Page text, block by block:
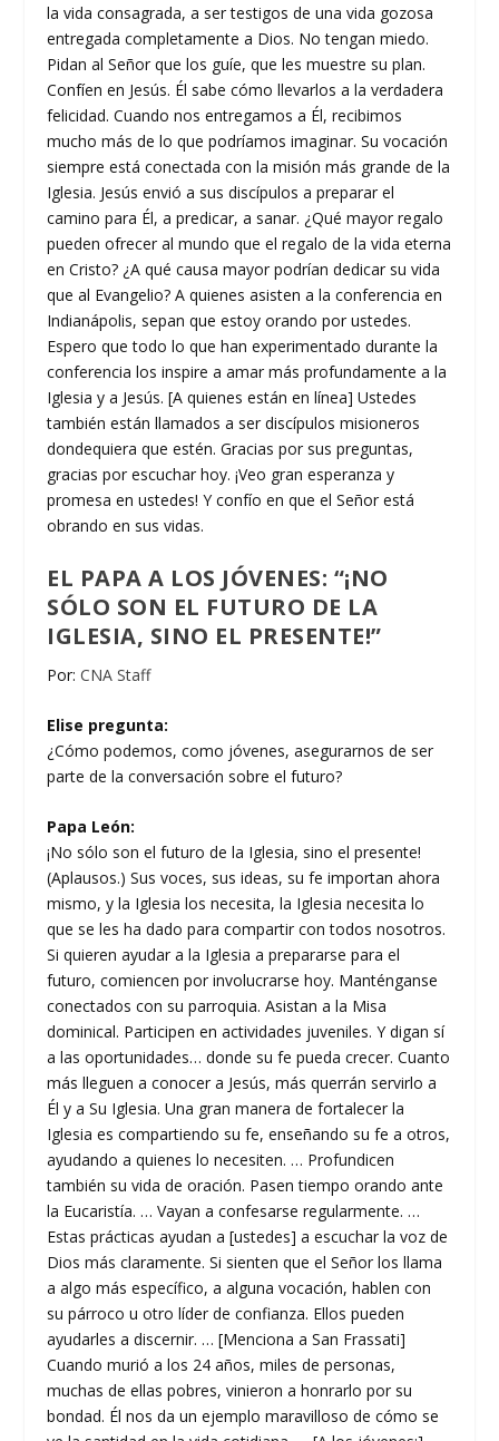
la vida consagrada, a ser testigos de una vida gozosa
entregada completamente a Dios. No tengan miedo.
Pidan al Señor que los guíe, que les muestre su plan.
Confíen en Jesús. Él sabe cómo llevarlos a la verdadera
felicidad. Cuando nos entregamos a Él, recibimos
mucho más de lo que podríamos imaginar. Su vocación
siempre está conectada con la misión más grande de la
Iglesia. Jesús envió a sus discípulos a preparar el
camino para Él, a predicar, a sanar. ¿Qué mayor regalo
pueden ofrecer al mundo que el regalo de la vida eterna
en Cristo? ¿A qué causa mayor podrían dedicar su vida
que al Evangelio? A quienes asisten a la conferencia en
Indianápolis, sepan que estoy orando por ustedes.
Espero que todo lo que han experimentado durante la
conferencia los inspire a amar más profundamente a la
Iglesia y a Jesús. [A quienes están en línea] Ustedes
también están llamados a ser discípulos misioneros
dondequiera que estén. Gracias por sus preguntas,
gracias por escuchar hoy. ¡Veo gran esperanza y
promesa en ustedes! Y confío en que el Señor está
obrando en sus vidas.
EL PAPA A LOS JÓVENES: “¡NO
SÓLO SON EL FUTURO DE LA
IGLESIA, SINO EL PRESENTE!”
Por:CNA Staff
Elise pregunta:
¿Cómo podemos, como jóvenes, asegurarnos de ser
parte de la conversación sobre el futuro?
Papa León:
¡No sólo son el futuro de la Iglesia, sino el presente!
(Aplausos.) Sus voces, sus ideas, su fe importan ahora
mismo, y la Iglesia los necesita, la Iglesia necesita lo
que se les ha dado para compartir con todos nosotros.
Si quieren ayudar a la Iglesia a prepararse para el
futuro, comiencen por involucrarse hoy. Manténganse
conectados con su parroquia. Asistan a la Misa
dominical. Participen en actividades juveniles. Y digan sí
a las oportunidades… donde su fe pueda crecer. Cuanto
más lleguen a conocer a Jesús, más querrán servirlo a
Él y a Su Iglesia. Una gran manera de fortalecer la
Iglesia es compartiendo su fe, enseñando su fe a otros,
ayudando a quienes lo necesiten. … Profundicen
también su vida de oración. Pasen tiempo orando ante
la Eucaristía. … Vayan a confesarse regularmente. …
Estas prácticas ayudan a [ustedes] a escuchar la voz de
Dios más claramente. Si sienten que el Señor los llama
a algo más específico, a alguna vocación, hablen con
su párroco u otro líder de confianza. Ellos pueden
ayudarles a discernir. … [Menciona a San Frassati]
Cuando murió a los 24 años, miles de personas,
muchas de ellas pobres, vinieron a honrarlo por su
bondad. Él nos da un ejemplo maravilloso de cómo se